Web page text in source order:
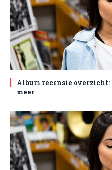
Album recensie overzicht:
meer